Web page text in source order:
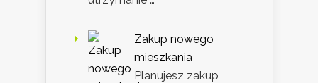
Zakup nowego
mieszkania
Planujesz zakup